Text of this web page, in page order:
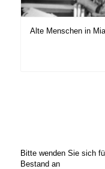
Alte Menschen in
Bitte wenden Sie sich
Bestand an